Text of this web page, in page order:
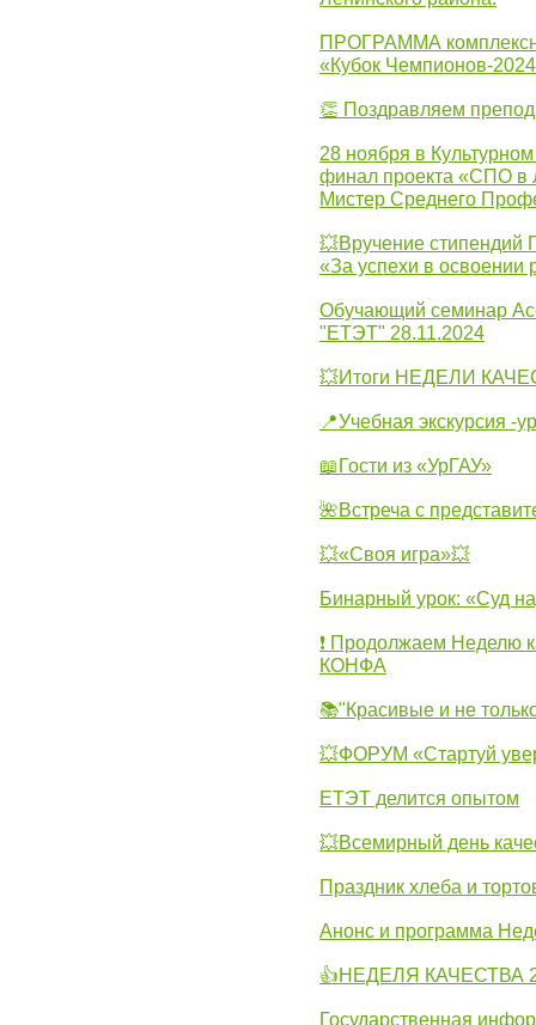
ПРОГРАММА
«Кубок Чемпионов-
👏 Поздравляем
28 ноября в
финал проекта «СПО в
Мистер Среднего
💥Вручение стипендий
«За успехи в освоении
Обучающий семинар
"ЕТЭТ" 28.11.2024
💥Итоги НЕДЕЛИ
📍Учебная экскурсия -
📖Гости из «УрГАУ»
🌺Встреча с
💥«Своя игра»💥
Бинарный урок: «Суд
❗ Продолжаем Неделю
КОНФА
📚"Красивые и не
💥ФОРУМ «Стартуй
ЕТЭТ делится опытом
💥Всемирный день
Праздник хлеба и
Анонс и программа
👍НЕДЕЛЯ КАЧЕСТВА
Государственная